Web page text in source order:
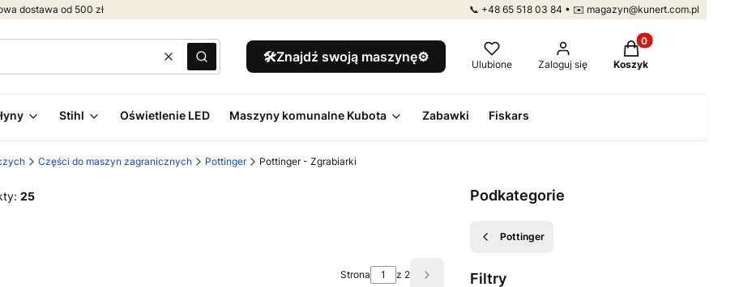
dostawa od 500 zł 📞 +48 65 518 03 84 • ✉️ magazyn@kunert.com.pl
WyczyśćSzukaj 🛠️Znajdź swoją maszynę⚙️ Ulubione Zaloguj się
Produkty w koszyku:
Koszyk
Stihl Oświetlenie LED Maszyny komunalne Kubota Zabawki Fiskars
Części do maszyn zagranicznych Pottinger Pottinger - Zgrabiarki
25
Strona z 2 Następne produkty
Podkategorie
Pottinger
Filtry